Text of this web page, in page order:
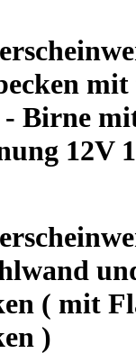
Birne
12V
( mit
)